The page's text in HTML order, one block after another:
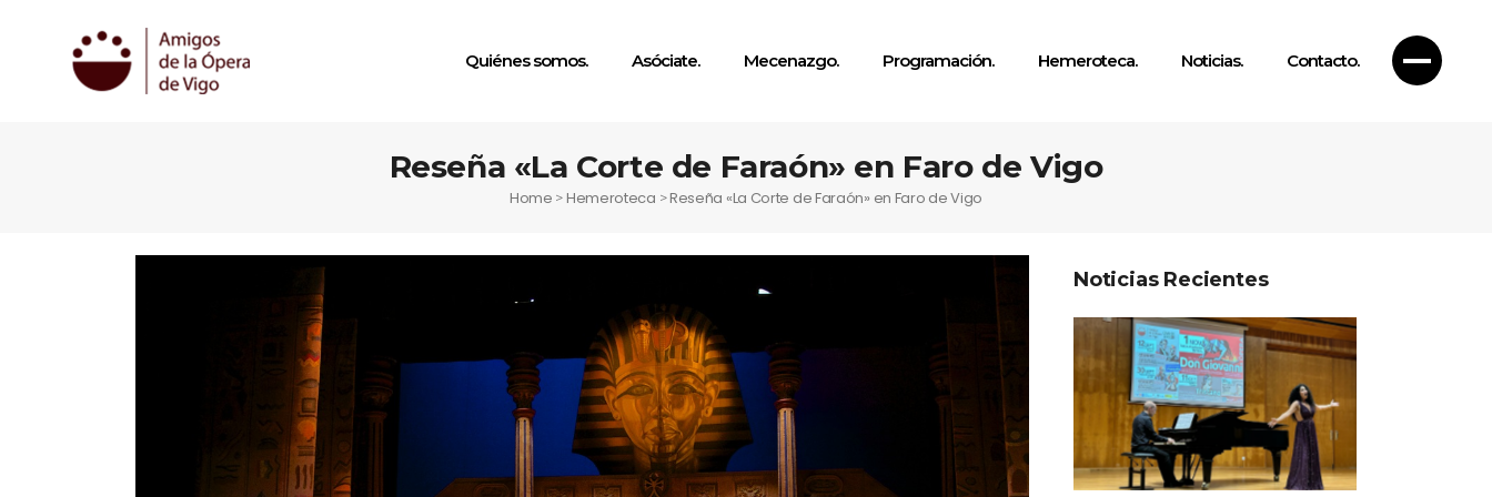
Quiénes somos. Asóciate. Mecenazgo. Programación. Hemeroteca. Noticias. Contacto.
Reseña «La Corte de Faraón» en Faro de Vigo
Home >Hemeroteca >Reseña «La Corte de Faraón» en Faro de Vigo
Noticias Recientes